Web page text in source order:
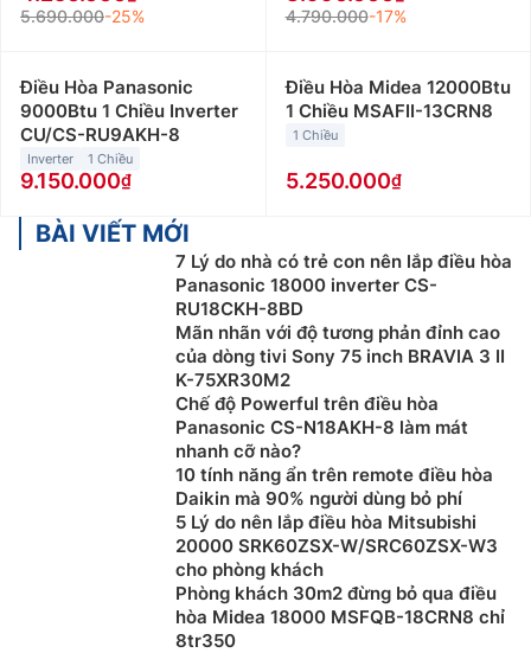
5.690.000-25% 4.790.000-17%
Điều Hòa Panasonic
9000Btu 1 Chiều Inverter
CU/CS-RU9AKH-8
Inverter 1 Chiều
9.150.000
Điều Hòa Midea 12000Btu
1 Chiều MSAFII-13CRN8
1 Chiều
5.250.000
BÀI VIẾT MỚI
7 Lý do nhà có trẻ con nên lắp điều hòa
Panasonic 18000 inverter CS-
RU18CKH-8BD
Mãn nhãn với độ tương phản đỉnh cao
của dòng tivi Sony 75 inch BRAVIA 3 II
K-75XR30M2
Chế độ Powerful trên điều hòa
Panasonic CS-N18AKH-8 làm mát
nhanh cỡ nào?
10 tính năng ẩn trên remote điều hòa
Daikin mà 90% người dùng bỏ phí
5 Lý do nên lắp điều hòa Mitsubishi
20000 SRK60ZSX-W/SRC60ZSX-W3
cho phòng khách
Phòng khách 30m2 đừng bỏ qua điều
hòa Midea 18000 MSFQB-18CRN8 chỉ
8tr350